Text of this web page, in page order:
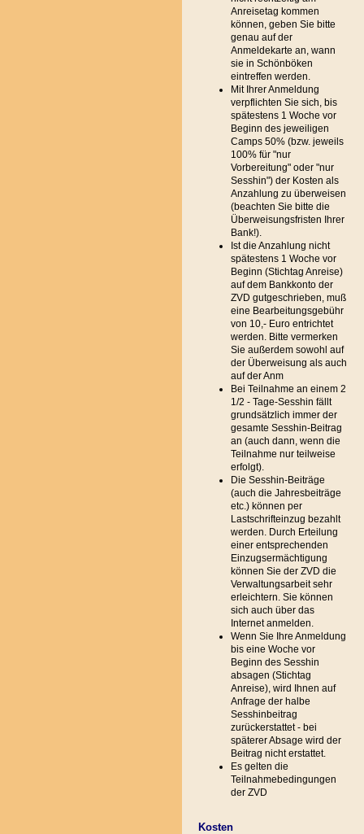
Anreisetag kommen
können, geben Sie bitte
genau auf der
Anmeldekarte an, wann
sie in Schönböken
eintreffen werden.
Mit Ihrer Anmeldung
verpflichten Sie sich, bis
spätestens 1 Woche vor
Beginn des jeweiligen
Camps 50% (bzw. jeweils
100% für "nur
Vorbereitung" oder "nur
Sesshin") der Kosten als
Anzahlung zu überweisen
(beachten Sie bitte die
Überweisungsfristen Ihrer
Bank!).
Ist die Anzahlung nicht
spätestens 1 Woche vor
Beginn (Stichtag Anreise)
auf dem Bankkonto der
ZVD gutgeschrieben, muß
eine Bearbeitungsgebühr
von 10,- Euro entrichtet
werden. Bitte vermerken
Sie außerdem sowohl auf
der Überweisung als auch
auf der Anm
Bei Teilnahme an einem 2
1/2 - Tage-Sesshin fällt
grundsätzlich immer der
gesamte Sesshin-Beitrag
an (auch dann, wenn die
Teilnahme nur teilweise
erfolgt).
Die Sesshin-Beiträge
(auch die Jahresbeiträge
etc.) können per
Lastschrifteinzug bezahlt
werden. Durch Erteilung
einer entsprechenden
Einzugsermächtigung
können Sie der ZVD die
Verwaltungsarbeit sehr
erleichtern. Sie können
sich auch über das
Internet anmelden.
Wenn Sie Ihre Anmeldung
bis eine Woche vor
Beginn des Sesshin
absagen (Stichtag
Anreise), wird Ihnen auf
Anfrage der halbe
Sesshinbeitrag
zurückerstattet - bei
späterer Absage wird der
Beitrag nicht erstattet.
Es gelten die
Teilnahmebedingungen
der ZVD
Kosten